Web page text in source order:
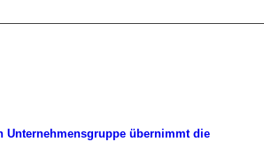
Unternehmensgruppe übernimmt die